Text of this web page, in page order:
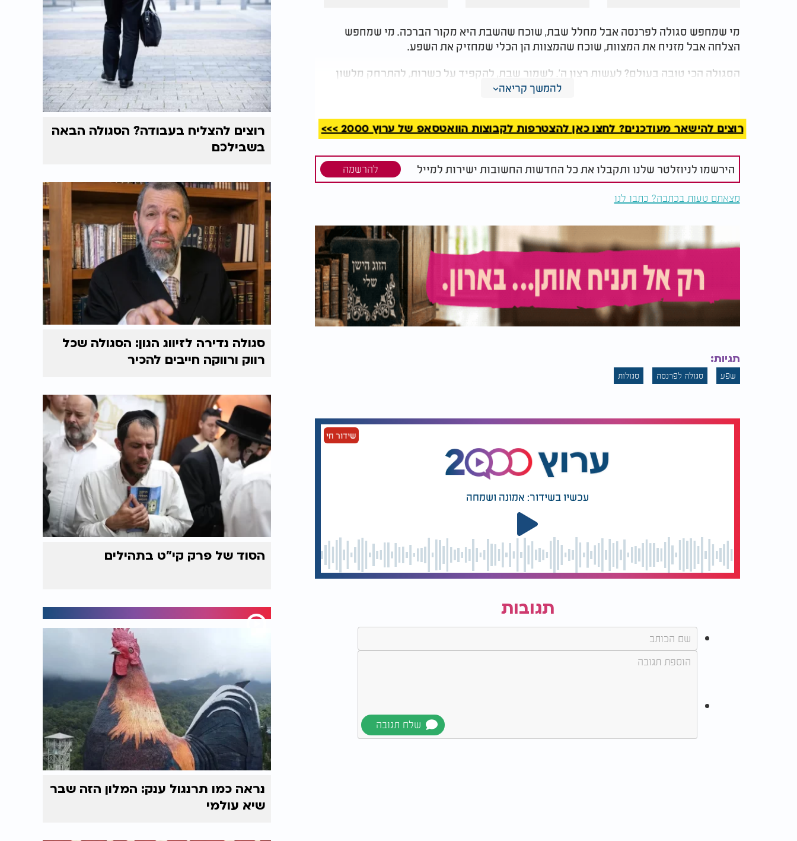
מי שמחפש סגולה לפרנסה אבל מחלל שבת, שוכח שהשבת היא מקור הברכה. מי שמחפש
הצלחה אבל מזניח את המצוות, שוכח שהמצוות הן הכלי שמחזיק את השפע.
הסגולה הכי טובה בעולם? לעשות רצון ה'. לשמור שבת, להקפיד על כשרות, להתרחק מלשון
הרע. אלה הדברים שבאמת מביאים ברכה. כי כשיש כלי שלם - השפע לא נוזל החוצה. הוא נשאר
להמשך קריאה
רוצים להישאר מעודכנים? לחצו כאן להצטרפות לקבוצות הוואטסאפ של ערוץ 2000 >>>
הירשמו לניוזלטר שלנו ותקבלו את כל החדשות החשובות ישירות למייל להרשמה
מצאתם טעות בכתבה? כתבו לנו
תגיות:
שפע סגולה לפרנסה סגולות
שידור חי
עכשיו בשידור: אמונה ושמחה
תגובות
רוצים להצליח בעבודה? הסגולה הבאה
בשבילכם
סגולה נדירה לזיווג הגון: הסגולה שכל
רווק ורווקה חייבים להכיר
הסוד של פרק קי"ט בתהילים
נראה כמו תרנגול ענק: המלון הזה שבר
שיא עולמי